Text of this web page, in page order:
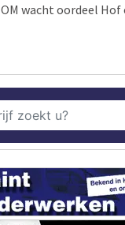
OM wacht oordeel